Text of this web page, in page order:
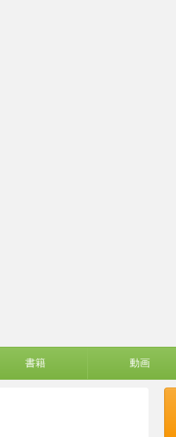
書籍 動画